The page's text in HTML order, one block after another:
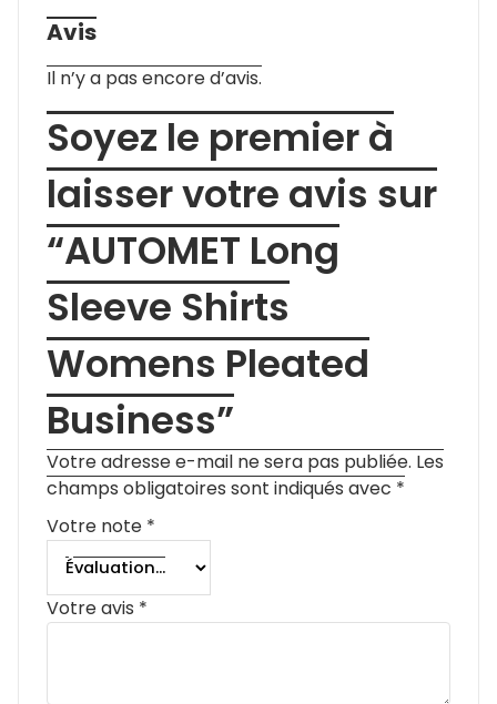
Avis
Il n’y a pas encore d’avis.
Soyez le premier à
laisser votre avis sur
“AUTOMET Long
Sleeve Shirts
Womens Pleated
Business”